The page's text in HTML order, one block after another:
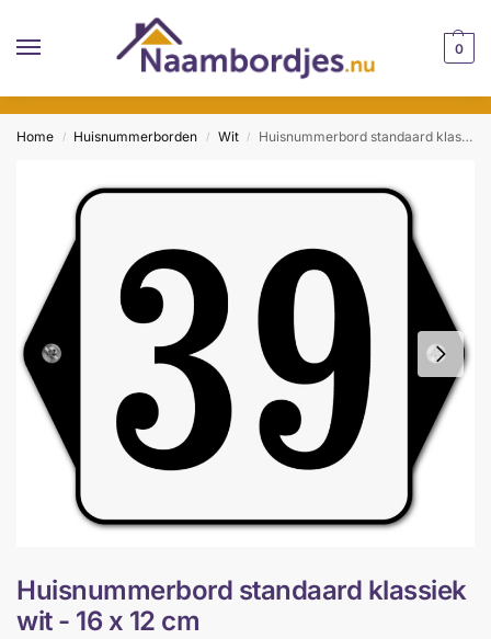
0
Home / Huisnummerborden / Wit / Huisnummerbord standaard klassiek wit
Huisnummerbord standaard klassiek
wit - 16 x 12 cm